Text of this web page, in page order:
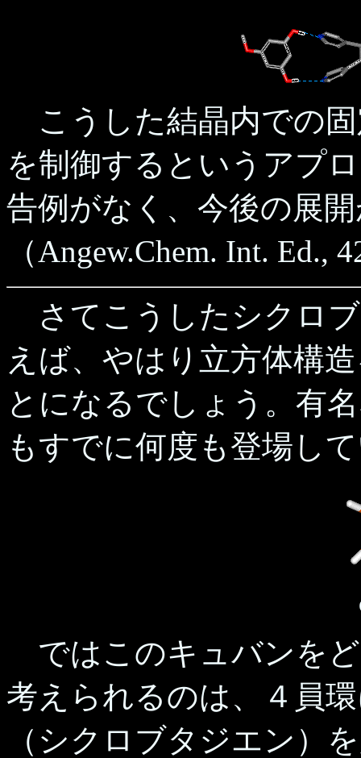
こうした結晶内での
を制御するというアプ
告例がなく、今後の展
（Angew.Chem. Int. Ed.,
さてこうしたシクロ
えば、やはり立方体構
とになるでしょう。有
もすでに何度も登場し
ではこのキュバンを
考えられるのは、４員
（シクロブタジエン）